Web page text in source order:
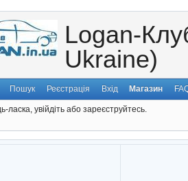
Logan-
Ukraine)
Пошук Реєстрація Вхід Магазин
ласка, увійдіть або зареєструйтесь.